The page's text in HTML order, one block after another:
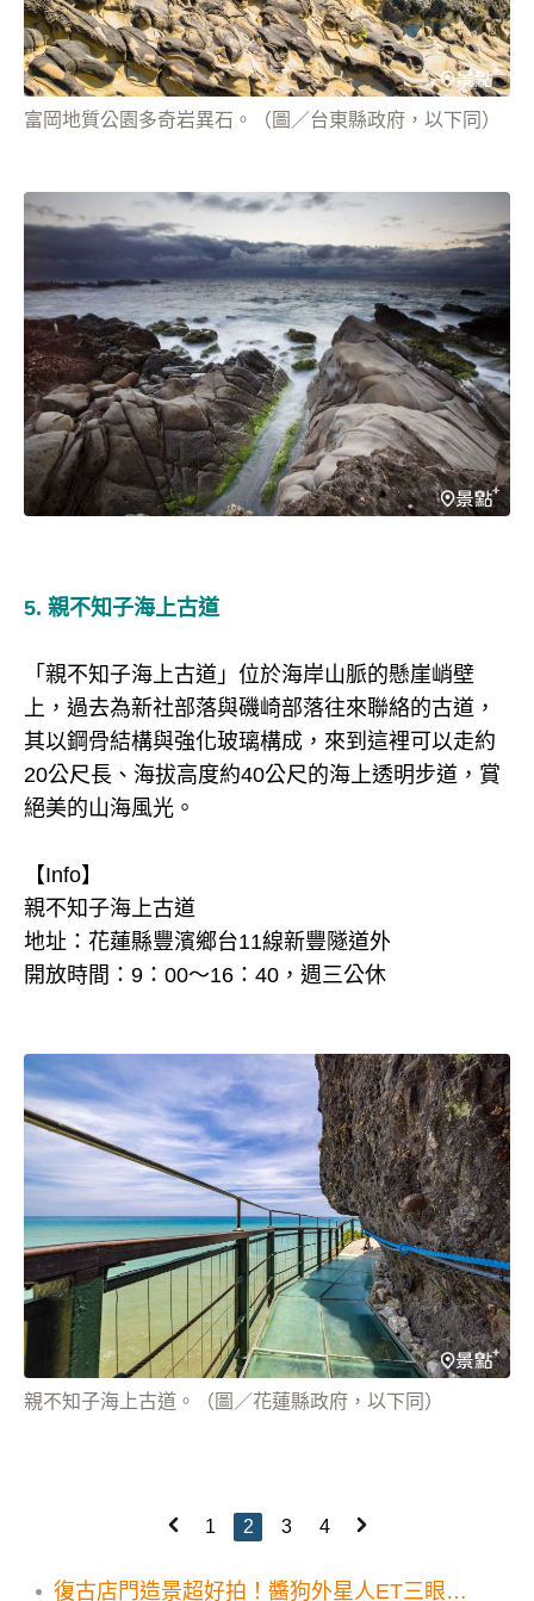
富岡地質公園多奇岩異石。（圖／台東縣政府，以下同）
5. 親不知子海上古道
「親不知子海上古道」位於海岸山脈的懸崖峭壁
上，過去為新社部落與磯崎部落往來聯絡的古道，
其以鋼骨結構與強化玻璃構成，來到這裡可以走約
20公尺長、海拔高度約40公尺的海上透明步道，賞
絕美的山海風光。
【Info】
親不知子海上古道
地址：花蓮縣豐濱鄉台11線新豐隧道外
開放時間：9：00～16：40，週三公休
親不知子海上古道。（圖／花蓮縣政府，以下同）
1 2 3 4
復古店門造景超好拍！醬狗外星人ET三眼怪